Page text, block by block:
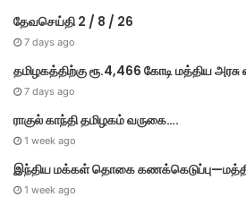
தேவசெய்தி 2 / 8 / 26
7 days ago
தமிழகத்திற்கு ரூ.4,466 கோடி மத்திய அரசு
7 days ago
ராகுல் காந்தி தமிழகம் வருகை….
1 week ago
இந்திய மக்கள் தொகை கணக்கெடுப்பு—மத்திய
1 week ago